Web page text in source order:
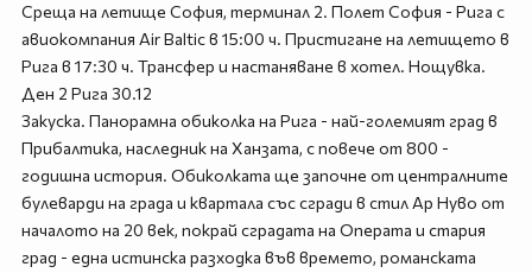
Среща на летище София, терминал 2. Полет София - Рига с
авиокомпания Air Baltic в 15:00 ч. Пристигане на летището в
Рига в 17:30 ч. Трансфер и настаняване в хотел. Нощувка.
Ден 2 Рига 30.12
Закуска. Панорамна обиколка на Рига - най-големият град в
Прибалтика, наследник на Ханзата, с повече от 800 -
годишна история. Обиколката ще започне от централните
булеварди на града и квартала със сгради в стил Ар Нуво от
началото на 20 век, покрай сградата на Операта и стария
град - една истинска разходка във времето, романската